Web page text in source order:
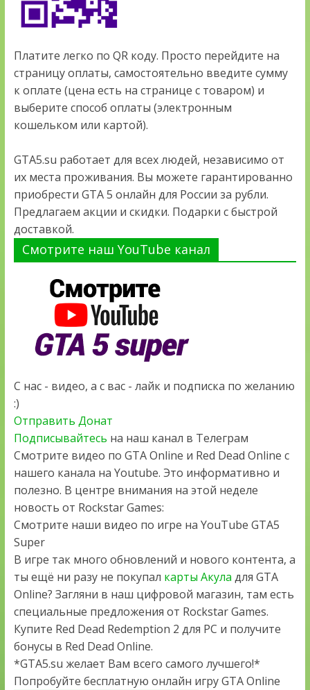
Платите легко по QR коду. Просто перейдите на
страницу оплаты, самостоятельно введите сумму
к оплате (цена есть на странице с товаром) и
выберите способ оплаты (электронным
кошельком или картой).
GTA5.su работает для всех людей, независимо от
их места проживания. Вы можете гарантированно
приобрести GTA 5 онлайн для России за рубли.
Предлагаем акции и скидки. Подарки с быстрой
доставкой.
Смотрите наш YouTube канал
С нас - видео, а с вас - лайк и подписка по желанию
:)
Отправить Донат
Подписывайтесь на наш канал в Телеграм
Смотрите видео по GTA Online и Red Dead Online с
нашего канала на Youtube. Это информативно и
полезно. В центре внимания на этой неделе
новость от Rockstar Games:
Смотрите наши видео по игре на YouTube GTA5
Super
В игре так много обновлений и нового контента, а
ты ещё ни разу не покупал карты Акула для GTA
Online? Загляни в наш цифровой магазин, там есть
специальные предложения от Rockstar Games.
Купите Red Dead Redemption 2 для PC и получите
бонусы в Red Dead Online.
*GTA5.su желает Вам всего самого лучшего!*
Попробуйте бесплатную онлайн игру GTA Online